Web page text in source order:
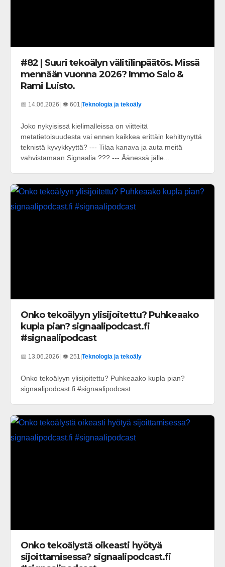
#82 | Suuri tekoälyn välitilinpäätös. Missä
mennään vuonna 2026? Immo Salo &
Rami Luisto.
📅 14.06.2026 | 👁️ 601 Teknologia ja tekoäly
Joko nykyisissä kielimalleissa on viitteitä
metatietoisuudesta vai ennen kaikkea erittäin kehittynyttä
teknistä kyvykkyyttä? --- Tilaa kanava ja auta meitä
vahvistamaan Signaalia ??? --- Äänessä jälle...
Onko tekoälyyn ylisijoitettu? Puhkeaako
kupla pian? signaalipodcast.fi
#signaalipodcast
📅 13.06.2026| 👁️ 251 |Teknologia ja tekoäly
Onko tekoälyyn ylisijoitettu? Puhkeaako kupla pian?
signaalipodcast.fi #signaalipodcast
Onko tekoälystä oikeasti hyötyä
sijoittamisessa? signaalipodcast.fi